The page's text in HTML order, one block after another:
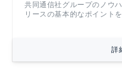
共同通信社グループのノウ
リースの基本的なポイントを
詳